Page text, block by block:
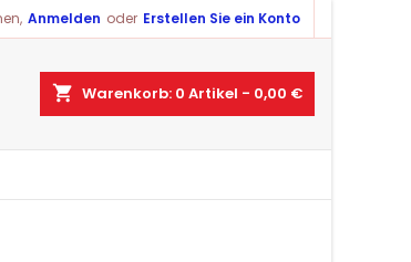
Anmelden oder Erstellen Sie ein Konto
shopping_cart Warenkorb: 0 Artikel - 0,00 €